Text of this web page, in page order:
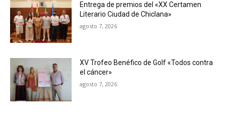
Entrega de premios del «XX Certamen
Literario Ciudad de Chiclana»
agosto 7, 2026
XV Trofeo Benéfico de Golf «Todos contra
el cáncer»
agosto 7, 2026